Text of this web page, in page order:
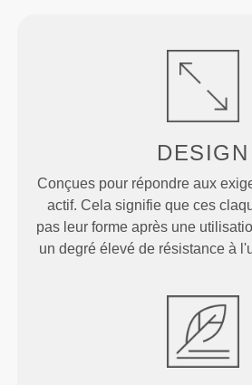
DESIGN
Conçues pour répondre aux
actif. Cela signifie que ces
pas leur forme après une
un degré élevé de résistance à